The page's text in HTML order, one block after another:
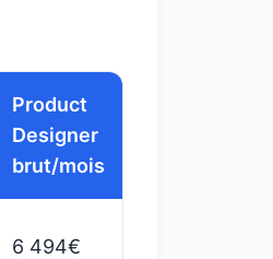
Product
Designer
brut/mois
6 494€